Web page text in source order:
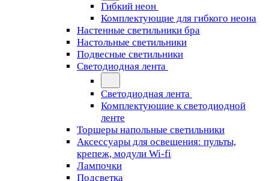
Гибкий неон
Комплектующие для гибкого неона
Настенные светильники бра
Настольные светильники
Подвесные светильники
Светодиодная лента
Светодиодная лента
Комплектующие к светодиодной
ленте
Торшеры напольные светильники
Аксессуары для освещения: пульты,
крепеж, модули Wi-fi
Лампочки
Подсветка